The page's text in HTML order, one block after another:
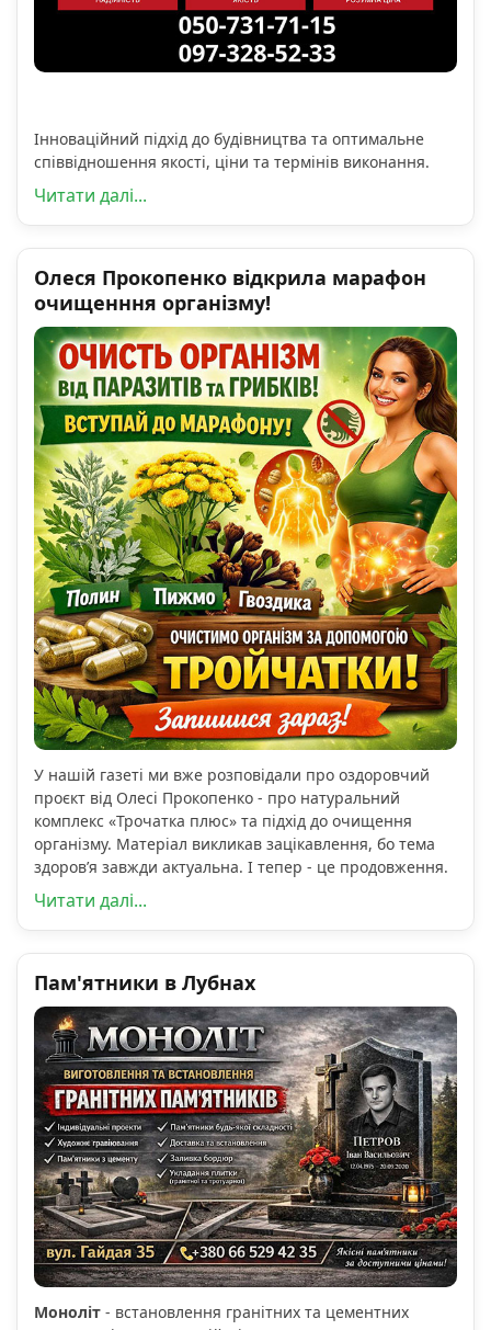
Інноваційний підхід до будівництва та оптимальне
співвідношення якості, ціни та термінів виконання.
Читати далі...
Олеся Прокопенко відкрила марафон
очищенння організму!
У нашій газеті ми вже розповідали про оздоровчий
проєкт від Олесі Прокопенко - про натуральний
комплекс «Трочатка плюс» та підхід до очищення
організму. Матеріал викликав зацікавлення, бо тема
здоров’я завжди актуальна. І тепер - це продовження.
Читати далі...
Пам'ятники в Лубнах
Моноліт - встановлення гранітних та цементних